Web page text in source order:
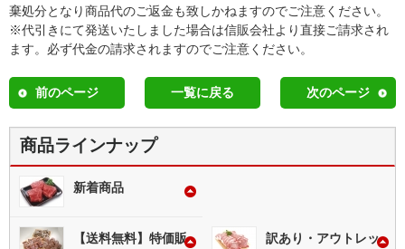
棄処分となり商品代のご返金も致しかねますのでご注意ください。
※代引きにて発送いたしました場合は信販会社より直接ご請求され
ます。必ず代金の請求されますのでご注意ください。
前のページ 一覧に戻る 次のページ
商品ラインナップ
新着商品
【送料無料】特価販
訳あり・アウトレッ